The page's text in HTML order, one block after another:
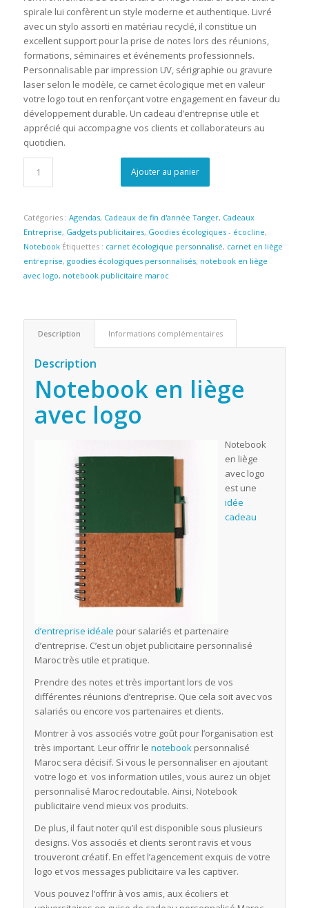
spirale lui confèrent un style moderne et authentique. Livré
avec un stylo assorti en matériau recyclé, il constitue un
excellent support pour la prise de notes lors des réunions,
formations, séminaires et événements professionnels.
Personnalisable par impression UV, sérigraphie ou gravure
laser selon le modèle, ce carnet écologique met en valeur
votre logo tout en renforçant votre engagement en faveur du
développement durable. Un cadeau d’entreprise utile et
apprécié qui accompagne vos clients et collaborateurs au
quotidien.
Ajouter au panier
Catégories : Agendas, Cadeaux de fin d'année Tanger, Cadeaux
Entreprise, Gadgets publicitaires, Goodies écologiques - écocline,
Notebook Étiquettes : carnet écologique personnalisé, carnet en liège
entreprise, goodies écologiques personnalisés, notebook en liège
avec logo, notebook publicitaire maroc
Description Informations complémentaires
Description
Notebook en liège
avec logo
Notebook
en liège
avec logo
est une
idée
cadeau
d’entreprise idéale pour salariés et partenaire
d’entreprise. C’est un objet publicitaire personnalisé
Maroc très utile et pratique.
Prendre des notes et très important lors de vos
différentes réunions d’entreprise. Que cela soit avec vos
salariés ou encore vos partenaires et clients.
Montrer à vos associés votre goût pour l’organisation est
très important. Leur offrir le notebook personnalisé
Maroc sera décisif. Si vous le personnaliser en ajoutant
votre logo et vos information utiles, vous aurez un objet
personnalisé Maroc redoutable. Ainsi, Notebook
publicitaire vend mieux vos produits.
De plus, il faut noter qu’il est disponible sous plusieurs
designs. Vos associés et clients seront ravis et vous
trouveront créatif. En effet l’agencement exquis de votre
logo et vos messages publicitaire va les captiver.
Vous pouvez l’offrir à vos amis, aux écoliers et